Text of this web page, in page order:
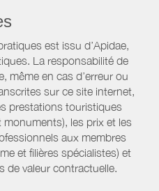
est issu d’Apidae,
La responsabilité de
même en cas d’erreur ou
sur ce site internet,
prestations touristiques
les prix et les
aux membres
et filières spécialistes) et
de valeur contractuelle.